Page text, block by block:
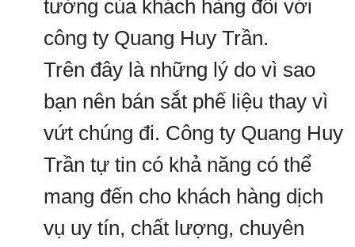
tưởng của khách hàng đối với
công ty Quang Huy Trần.
Trên đây là những lý do vì sao
bạn nên bán sắt phế liệu thay vì
vứt chúng đi. Công ty Quang Huy
Trần tự tin có khả năng có thể
mang đến cho khách hàng dịch
vụ uy tín, chất lượng, chuyên